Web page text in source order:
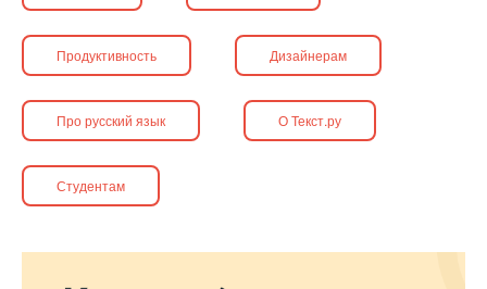
Продуктивность Дизайнерам
Про русский язык О Текст.ру
Студентам